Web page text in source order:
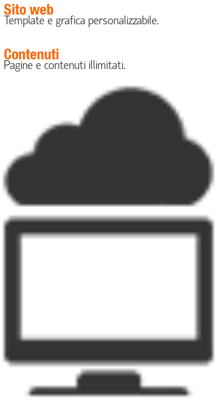
Sito web
Template e grafica personalizzabile.
Contenuti
Pagine e contenuti illimitati.